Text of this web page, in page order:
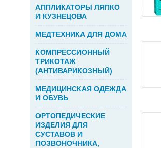
АППЛИКАТОРЫ ЛЯПКО
И КУЗНЕЦОВА
МЕДТЕХНИКА ДЛЯ ДОМА
КОМПРЕССИОННЫЙ
ТРИКОТАЖ
(АНТИВАРИКОЗНЫЙ)
МЕДИЦИНСКАЯ ОДЕЖДА
И ОБУВЬ
ОРТОПЕДИЧЕСКИЕ
ИЗДЕЛИЯ ДЛЯ
СУСТАВОВ И
ПОЗВОНОЧНИКА,